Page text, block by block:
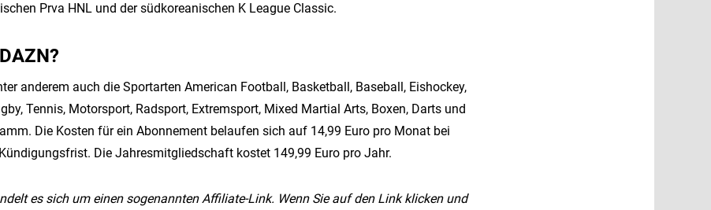
Prva HNL und der südkoreanischen K League Classic.
anderem auch die Sportarten American Football, Basketball, Baseball, Eishockey,
Tennis, Motorsport, Radsport, Extremsport, Mixed Martial Arts, Boxen, Darts und
Die Kosten für ein Abonnement belaufen sich auf 14,99 Euro pro Monat bei
Die Jahresmitgliedschaft kostet 149,99 Euro pro Jahr.
es sich um einen sogenannten Affiliate-Link. Wenn Sie auf den Link klicken und